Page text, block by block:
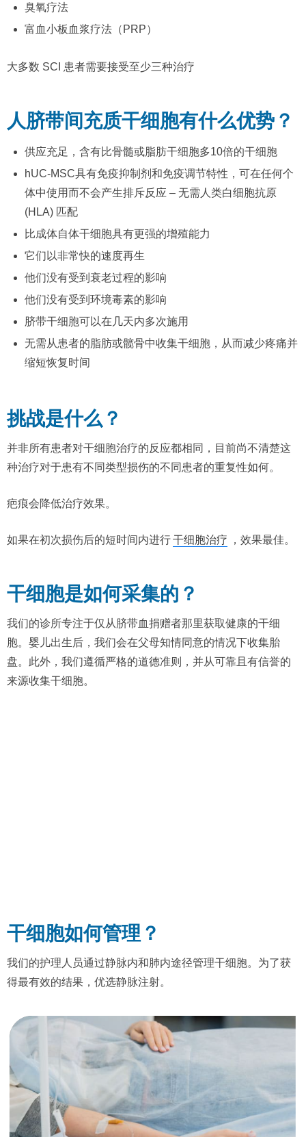
臭氧疗法
富血小板血浆疗法（PRP）
大多数 SCI 患者需要接受至少三种治疗
人脐带间充质干细胞有什么优势？
供应充足，含有比骨髓或脂肪干细胞多10倍的干细胞
hUC-MSC具有免疫抑制剂和免疫调节特性，可在任何个
体中使用而不会产生排斥反应 – 无需人类白细胞抗原
(HLA) 匹配
比成体自体干细胞具有更强的增殖能力
它们以非常快的速度再生
他们没有受到衰老过程的影响
他们没有受到环境毒素的影响
脐带干细胞可以在几天内多次施用
无需从患者的脂肪或髋骨中收集干细胞，从而减少疼痛并
缩短恢复时间
挑战是什么？
并非所有患者对干细胞治疗的反应都相同，目前尚不清楚这
种治疗对于患有不同类型损伤的不同患者的重复性如何。
疤痕会降低治疗效果。
如果在初次损伤后的短时间内进行干细胞治疗 ，效果最佳。
干细胞是如何采集的？
我们的诊所专注于仅从脐带血捐赠者那里获取健康的干细
胞。婴儿出生后，我们会在父母知情同意的情况下收集胎
盘。此外，我们遵循严格的道德准则，并从可靠且有信誉的
来源收集干细胞。
干细胞如何管理？
我们的护理人员通过静脉内和肺内途径管理干细胞。为了获
得最有效的结果，优选静脉注射。